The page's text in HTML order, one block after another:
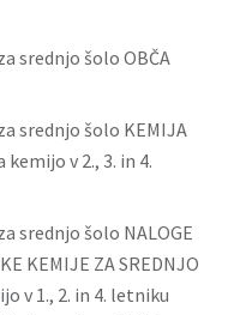
srednjo šolo OBČA
srednjo šolo KEMIJA
kemijo v 2., 3. in 4.
srednjo šolo NALOGE
KEMIJE ZA SREDNJO
v 1., 2. in 4. letniku